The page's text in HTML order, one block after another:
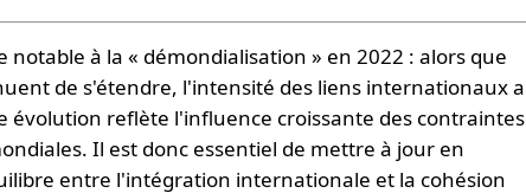
à la « démondialisation » en 2022 : alors que
de s'étendre, l'intensité des liens internationaux a
reflète l'influence croissante des contraintes
Il est donc essentiel de mettre à jour en
entre l'intégration internationale et la cohésion